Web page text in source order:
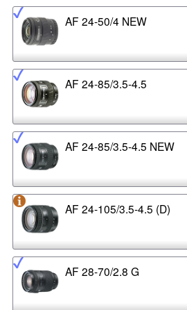
AF 24-50/4 NEW
AF 24-85/3.5-4.5
AF 24-85/3.5-4.5 NEW
AF 24-105/3.5-4.5 (D)
AF 28-70/2.8 G